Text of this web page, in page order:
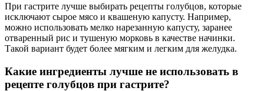
При гастрите лучше выбирать рецепты голубцов, которые
исключают сырое мясо и квашеную капусту. Например,
можно использовать мелко нарезанную капусту, заранее
отваренный рис и тушеную морковь в качестве начинки.
Такой вариант будет более мягким и легким для желудка.
Какие ингредиенты лучше не использовать в
рецепте голубцов при гастрите?